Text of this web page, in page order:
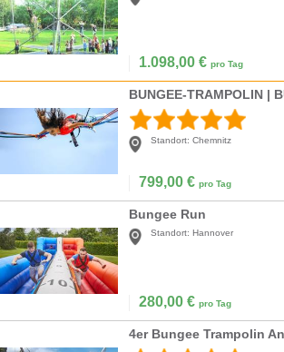
1.098,00 € pro Tag
Standort: Chemnitz
799,00 € pro Tag
Bungee Run
Standort: Hannover
280,00 € pro Tag